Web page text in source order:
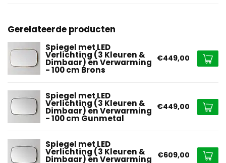
Gerelateerde producten
Spiegel met LED
Verlichting (3 Kleuren &
Dimbaar) en Verwarming
- 100 cm Brons
€449,00
Spiegel met LED
Verlichting (3 Kleuren &
Dimbaar) en Verwarming
- 100 cm Gunmetal
€449,00
Spiegel met LED
Verlichting (3 Kleuren &
Dimbaar) en Verwarming €609,00